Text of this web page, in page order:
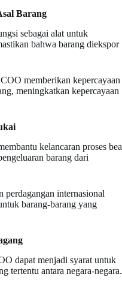
Barang
sebagai alat untuk
bahwa barang diekspor
memberikan kepercayaan
meningkatkan kepercayaan
kelancaran proses bea
barang dari
perdagangan internasional
barang-barang yang
dapat menjadi syarat untuk
tertentu antara negara-negara.